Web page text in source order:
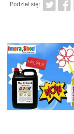
Podziel się: